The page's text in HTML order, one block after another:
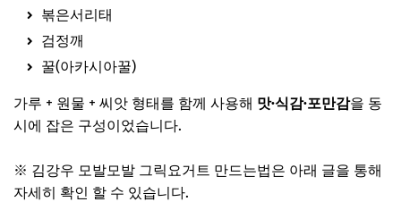
볶은서리태
검정깨
꿀(아카시아꿀)
가루 + 원물 + 씨앗 형태를 함께 사용해 맛·식감·포만감을 동
시에 잡은 구성이었습니다.
※ 김강우 모발모발 그릭요거트 만드는법은 아래 글을 통해
자세히 확인 할 수 있습니다.